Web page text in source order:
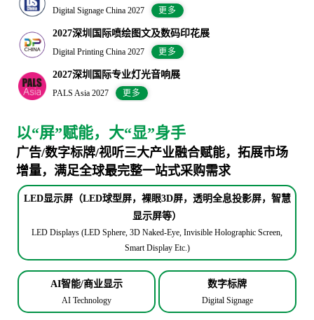
Digital Signage China 2027 更多
2027深圳国际喷绘图文及数码印花展
Digital Printing China 2027 更多
2027深圳国际专业灯光音响展
PALS Asia 2027 更多
以“屏”赋能，大“显”身手
广告/数字标牌/视听三大产业融合赋能，拓展市场
增量，满足全球最完整一站式采购需求
LED显示屏（LED球型屏，裸眼3D屏，透明全息投影屏，智慧
显示屏等）
LED Displays (LED Sphere, 3D Naked-Eye, Invisible Holographic Screen,
Smart Display Etc.)
AI智能/商业显示
AI Technology
数字标牌
Digital Signage